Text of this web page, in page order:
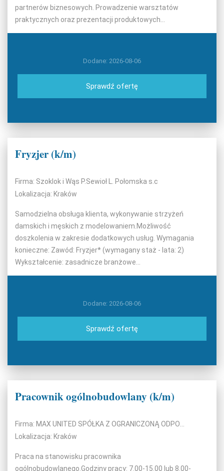
partnerów biznesowych. Prowadzenie warsztatów
praktycznych oraz prezentacji produktowych...
Dodane: 2026-08-06
Sprawdź ofertę
Fryzjer (k/m)
Firma: Szoklok i Wąs P.Sewioł L. Połomska s.c
Lokalizacja: Kraków
Samodzielna obsługa klienta, wykonywanie strzyżeń
damskich i męskich z modelowaniem.Możliwość
doszkolenia w zakresie dodatkowych usług. Wymagania
konieczne: Zawód: Fryzjer* (wymagany staż - lata: 2)
Wykształcenie: zasadnicze branżowe...
Dodane: 2026-08-06
Sprawdź ofertę
Pracownik ogólnobudowlany (k/m)
Lokalizacja: Kraków
Praca na stanowisku pracownika
ogólnobudowlanego.Godziny pracy: 7.00-15.00 lub 8.00-